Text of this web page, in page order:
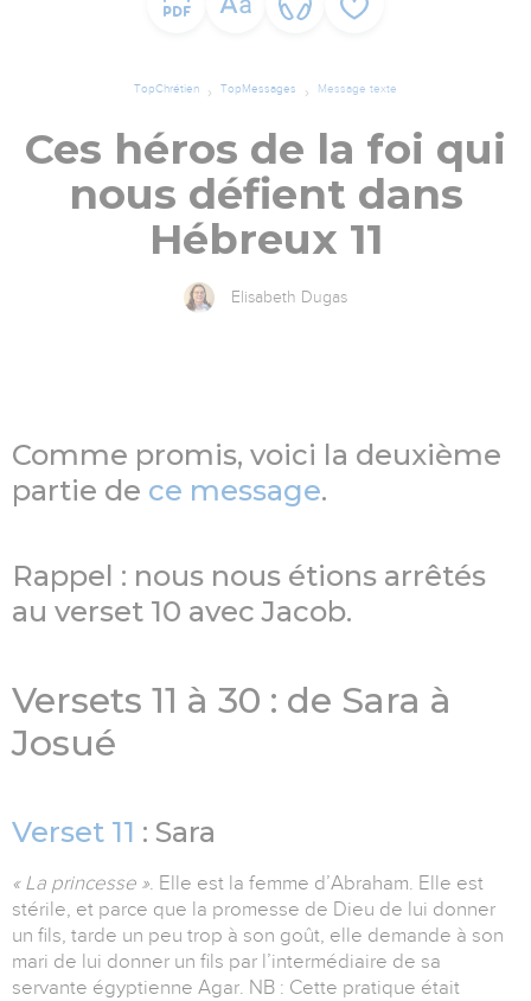
TopChrétien TopMessages Message texte
Ces héros de la foi qui
nous défient dans
Hébreux 11
Elisabeth Dugas
Comme promis, voici la deuxième
partie de ce message.
Rappel : nous nous étions arrêtés
au verset 10 avec Jacob.
Versets 11 à 30 : de Sara à
Josué
Verset 11 : Sara
« La princesse ». Elle est la femme d’Abraham. Elle est
stérile, et parce que la promesse de Dieu de lui donner
un fils, tarde un peu trop à son goût, elle demande à son
mari de lui donner un fils par l’intermédiaire de sa
servante égyptienne Agar. NB : Cette pratique était